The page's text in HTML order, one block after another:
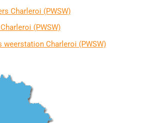
Charleroi (PWSW)
(PWSW)
weerstation Charleroi (PWSW)